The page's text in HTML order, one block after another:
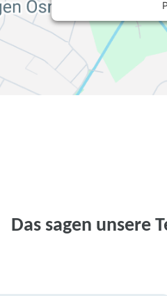
Das sagen unsere